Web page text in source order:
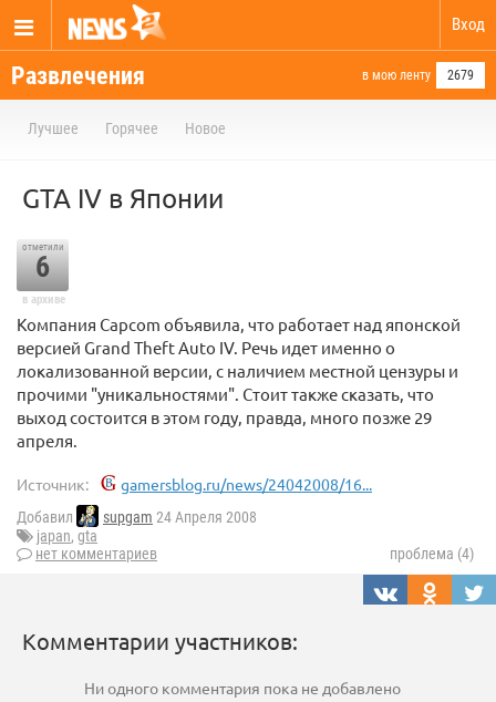
Вход
Развлечения в мою ленту 2679
Лучшее Горячее Новое
GTA IV в Японии
отметили
6
в архиве
Компания Capcom объявила, что работает над японской
версией Grand Theft Auto IV. Речь идет именно о
локализованной версии, с наличием местной цензуры и
прочими "уникальностями". Стоит также сказать, что
выход состоится в этом году, правда, много позже 29
апреля.
Источник: gamersblog.ru/news/24042008/16...
Добавил supgam 24 Апреля 2008
japan, gta
нет комментариев
проблема (4)
Комментарии участников:
Ни одного комментария пока не добавлено